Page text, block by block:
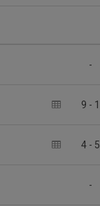
-
9 - 1
4 - 5
-